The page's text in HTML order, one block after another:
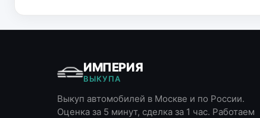
ИМПЕРИЯ
ВЫКУПА
Выкуп автомобилей в Москве и по России.
Оценка за 5 минут, сделка за 1 час. Работаем